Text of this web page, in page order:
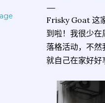
Frisky Goat 这
到啦！我很少
落格活动，不
就自己在家好好